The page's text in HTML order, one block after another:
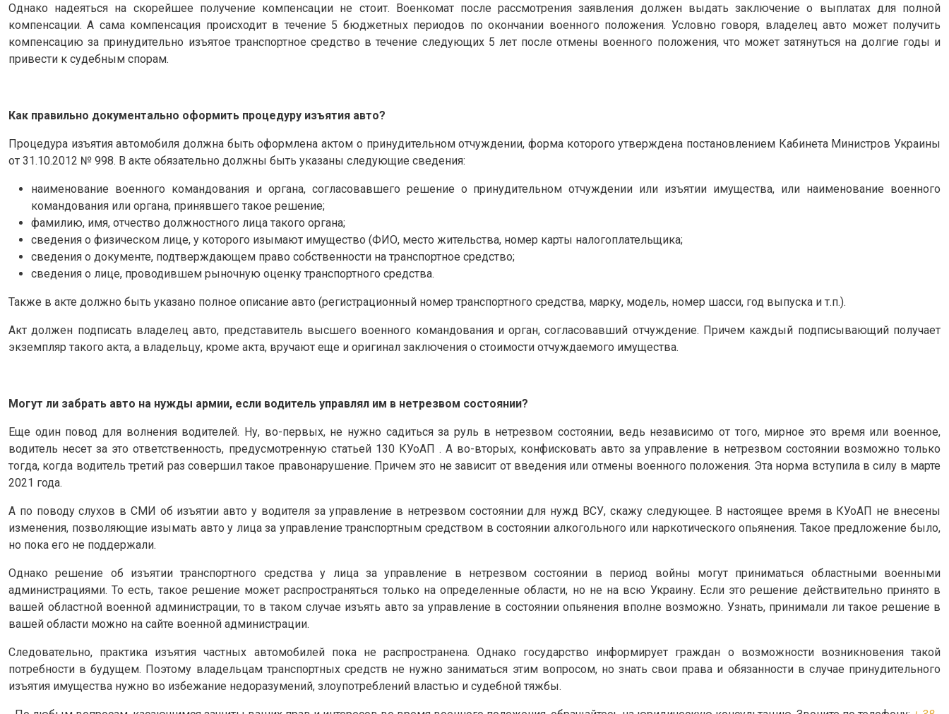
Однако надеяться на скорейшее получение компенсации не стоит. Военкомат после рассмотрения заявления должен выдать заключение о выплатах для полной
компенсации. А сама компенсация происходит в течение 5 бюджетных периодов по окончании военного положения. Условно говоря, владелец авто может получить
компенсацию за принудительно изъятое транспортное средство в течение следующих 5 лет после отмены военного положения, что может затянуться на долгие годы и
привести к судебным спорам.
Как правильно документально оформить процедуру изъятия авто?
Процедура изъятия автомобиля должна быть оформлена актом о принудительном отчуждении, форма которого утверждена постановлением Кабинета Министров Украины
от 31.10.2012 № 998. В акте обязательно должны быть указаны следующие сведения:
наименование военного командования и органа, согласовавшего решение о принудительном отчуждении или изъятии имущества, или наименование военного
командования или органа, принявшего такое решение;
фамилию, имя, отчество должностного лица такого органа;
сведения о физическом лице, у которого изымают имущество (ФИО, место жительства, номер карты налогоплательщика;
сведения о документе, подтверждающем право собственности на транспортное средство;
сведения о лице, проводившем рыночную оценку транспортного средства.
Также в акте должно быть указано полное описание авто (регистрационный номер транспортного средства, марку, модель, номер шасси, год выпуска и т.п.).
Акт должен подписать владелец авто, представитель высшего военного командования и орган, согласовавший отчуждение. Причем каждый подписывающий получает
экземпляр такого акта, а владельцу, кроме акта, вручают еще и оригинал заключения о стоимости отчуждаемого имущества.
Могут ли забрать авто на нужды армии, если водитель управлял им в нетрезвом состоянии?
Еще один повод для волнения водителей. Ну, во-первых, не нужно садиться за руль в нетрезвом состоянии, ведь независимо от того, мирное это время или военное,
водитель несет за это ответственность, предусмотренную статьей 130 КУоАП . А во-вторых, конфисковать авто за управление в нетрезвом состоянии возможно только
тогда, когда водитель третий раз совершил такое правонарушение. Причем это не зависит от введения или отмены военного положения. Эта норма вступила в силу в марте
2021 года.
А по поводу слухов в СМИ об изъятии авто у водителя за управление в нетрезвом состоянии для нужд ВСУ, скажу следующее. В настоящее время в КУоАП не внесены
изменения, позволяющие изымать авто у лица за управление транспортным средством в состоянии алкогольного или наркотического опьянения. Такое предложение было,
но пока его не поддержали.
Однако решение об изъятии транспортного средства у лица за управление в нетрезвом состоянии в период войны могут приниматься областными военными
администрациями. То есть, такое решение может распространяться только на определенные области, но не на всю Украину. Если это решение действительно принято в
вашей областной военной администрации, то в таком случае изъять авто за управление в состоянии опьянения вполне возможно. Узнать, принимали ли такое решение в
вашей области можно на сайте военной администрации.
Следовательно, практика изъятия частных автомобилей пока не распространена. Однако государство информирует граждан о возможности возникновения такой
потребности в будущем. Поэтому владельцам транспортных средств не нужно заниматься этим вопросом, но знать свои права и обязанности в случае принудительного
изъятия имущества нужно во избежание недоразумений, злоупотреблений властью и судебной тяжбы.